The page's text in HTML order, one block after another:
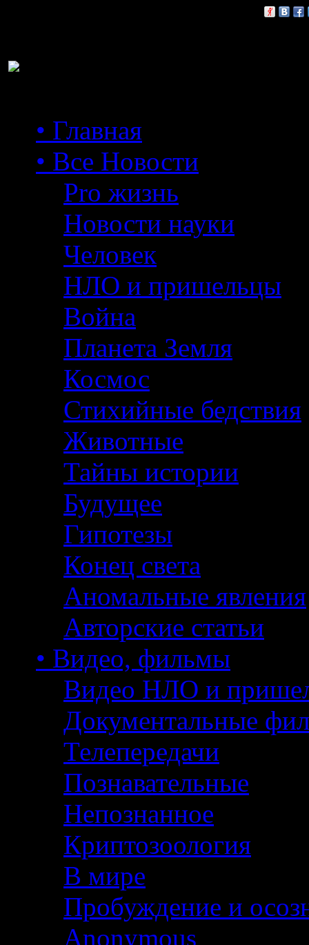
• Главная
• Все Новости
Pro жизнь
Новости науки
Человек
НЛО и пришельцы
Война
Планета Земля
Космос
Стихийные бедствия
Животные
Тайны истории
Будущее
Гипотезы
Конец света
Аномальные явления
Авторские статьи
• Видео, фильмы
Видео НЛО и
Документальные
Телепередачи
Познавательные
Непознанное
Криптозоология
В мире
Пробуждение и
Anonymous